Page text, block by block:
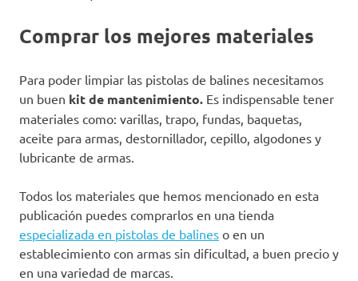
Comprar los mejores materiales
Para poder limpiar las pistolas de balines necesitamos
un buen kit de mantenimiento. Es indispensable tener
materiales como: varillas, trapo, fundas, baquetas,
aceite para armas, destornillador, cepillo, algodones y
lubricante de armas.
Todos los materiales que hemos mencionado en esta
publicación puedes comprarlos en una tienda
especializada en pistolas de balines o en un
establecimiento con armas sin dificultad, a buen precio y
en una variedad de marcas.